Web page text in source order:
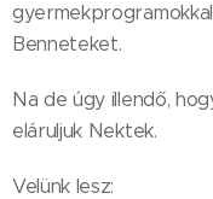
Benneteket.
Na de úgy illendő,
eláruljuk Nektek.
Velünk lesz: